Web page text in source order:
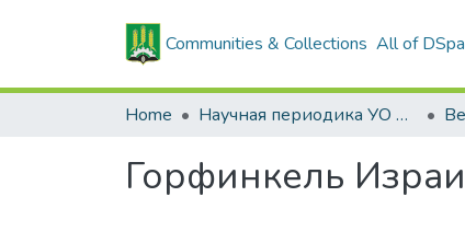
Communities & Collections All of
Home Научная периодика УО БГСХА
Горфинкель